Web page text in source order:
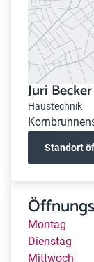
Juri Becker
Haustechnik
Standort
Montag
Dienstag
Mittwoch